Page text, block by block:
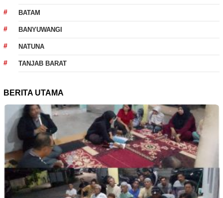
BATAM
BANYUWANGI
NATUNA
TANJAB BARAT
BERITA UTAMA